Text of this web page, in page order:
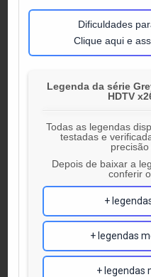
Dificuldades
Clique aqui e
Legenda da série
HDTV
Todas as legendas
testadas e
precisão
Depois de baixar a
conferir
+
+ legendas
+ legendas